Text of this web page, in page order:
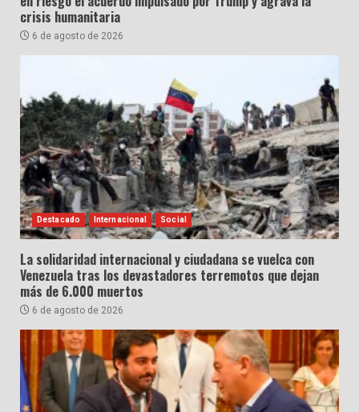
crisis humanitaria
6 de agosto de 2026
Destacado Internacional Social
La solidaridad internacional y ciudadana se vuelca con
Venezuela tras los devastadores terremotos que dejan
más de 6.000 muertos
6 de agosto de 2026